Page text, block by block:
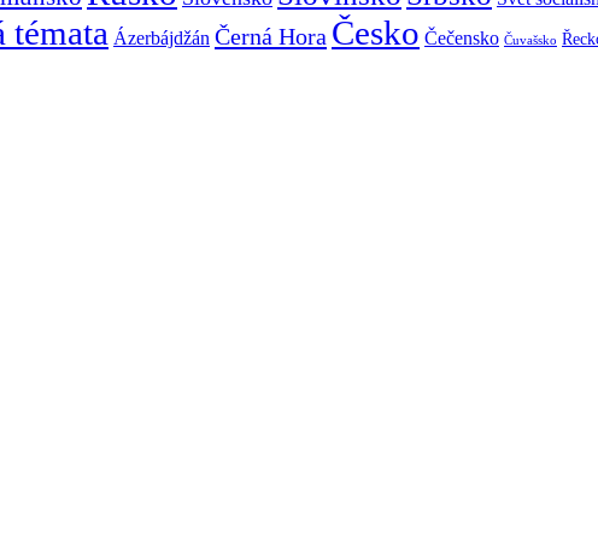
témata Ázerbájdžán Černá Hora Česko Čečensko Čuvašsko